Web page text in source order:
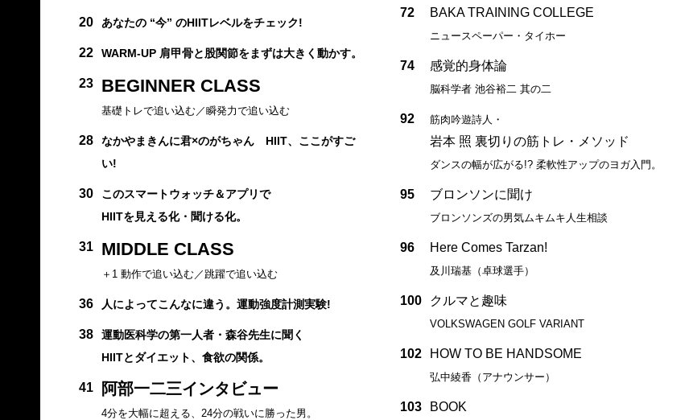
20 あなたの “今” のHIITレベルをチェック!
22 WARM-UP 肩甲骨と股関節をまずは大きく動かす。
23 BEGINNER CLASS
基礎トレで追い込む／瞬発力で追い込む
28
なかやまきんに君×のがちゃん HIIT、ここがすご
い!
30
このスマートウォッチ＆アプリで
HIITを見える化・聞ける化。
31 MIDDLE CLASS
＋1 動作で追い込む／跳躍で追い込む
36 人によってこんなに違う。運動強度計測実験!
38
運動医科学の第一人者・森谷先生に聞く
HIITとダイエット、食欲の関係。
41 阿部一二三インタビュー
4分を大幅に超える、24分の戦いに勝った男。
72 BAKA TRAINING COLLEGE
ニュースペーパー・タイホー
74 感覚的身体論
脳科学者 池谷裕二 其の二
92 筋肉吟遊詩人・
岩本 照 裏切りの筋トレ・メソッド
ダンスの幅が広がる!? 柔軟性アップのヨガ入門。
95 ブロンソンに聞け
ブロンソンズの男気ムキムキ人生相談
96 Here Comes Tarzan!
及川瑞基（卓球選手）
100 クルマと趣味
VOLKSWAGEN GOLF VARIANT
102 HOW TO BE HANDSOME
弘中綾香（アナウンサー）
103 BOOK